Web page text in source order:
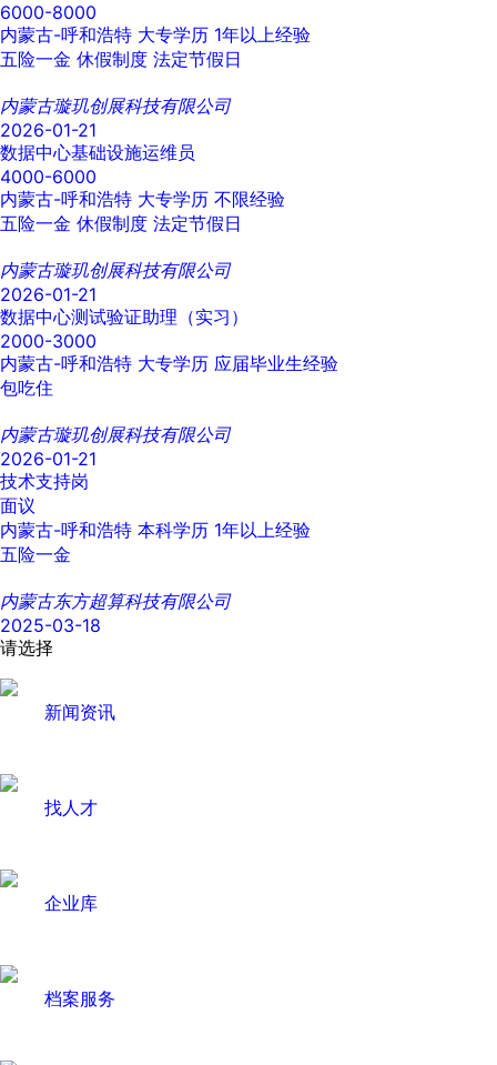
6000-8000
内蒙古-呼和浩特 大专学历 1年以上经验
五险一金 休假制度 法定节假日
内蒙古璇玑创展科技有限公司
2026-01-21
数据中心基础设施运维员
4000-6000
内蒙古-呼和浩特 大专学历 不限经验
五险一金 休假制度 法定节假日
内蒙古璇玑创展科技有限公司
2026-01-21
数据中心测试验证助理（实习）
2000-3000
内蒙古-呼和浩特 大专学历 应届毕业生经验
包吃住
内蒙古璇玑创展科技有限公司
2026-01-21
技术支持岗
面议
内蒙古-呼和浩特 本科学历 1年以上经验
五险一金
内蒙古东方超算科技有限公司
2025-03-18
请选择
新闻资讯
找人才
企业库
档案服务